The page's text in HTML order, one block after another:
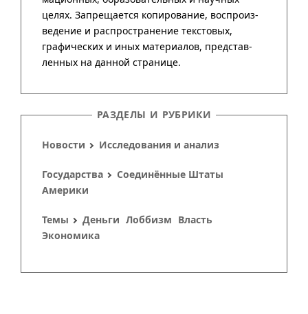
РАЗДЕЛЫ И РУБРИКИ
Новости Исследования и анализ
Государства
Соединённые Штаты
Америки
Темы Деньги Лоббизм Власть
Экономика